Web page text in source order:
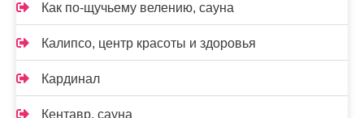
Как по-щучьему велению, сауна
Калипсо, центр красоты и здоровья
Кардинал
Кентавр, сауна